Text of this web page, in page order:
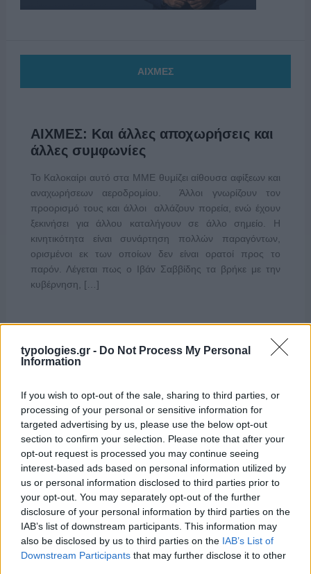
typologies.gr - Do Not Process My Personal
Information
If you wish to opt-out of the sale, sharing to third parties, or
processing of your personal or sensitive information for
targeted advertising by us, please use the below opt-out
section to confirm your selection. Please note that after your
opt-out request is processed you may continue seeing
interest-based ads based on personal information utilized by
us or personal information disclosed to third parties prior to
your opt-out. You may separately opt-out of the further
disclosure of your personal information by third parties on the
IAB’s list of downstream participants. This information may
also be disclosed by us to third parties on the IAB’s List of
Downstream Participants that may further disclose it to other
ΑΙΧΜΕΣ
ΑΙΧΜΕΣ: Και άλλες αποχωρήσεις και
άλλες συμφωνίες
Το Καλοκαίρι αυτό στα ΜΜΕ θυμίζει αίθουσα αφίξεων και
αναχωρήσεων αεροδρομίου. Άλλοι γνωρίζουν τον
προορισμό τους και άλλοι αλλάζουν πορεία, ενώ έχουν
ξεκινήσει για άλλου καταλήγουν σε άλλο σημείο. Η
κινητικότητα είναι συνάρτηση πολλών παραγόντων,
ορισμένοι εκ των οποίων δεν είναι ορατοί προς το
παρόν. Λέγεται πως ο Ιβάν Σαββίδης τα βρήκε με την
κυβέρνηση, […]